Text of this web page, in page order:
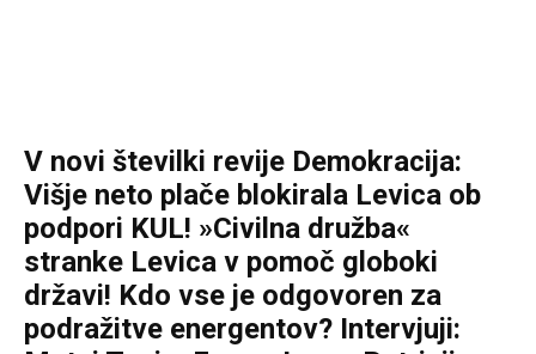
V novi številki revije Demokracija:
Višje neto plače blokirala Levica ob
podpori KUL! »Civilna družba«
stranke Levica v pomoč globoki
državi! Kdo vse je odgovoren za
podražitve energentov? Intervjuji: